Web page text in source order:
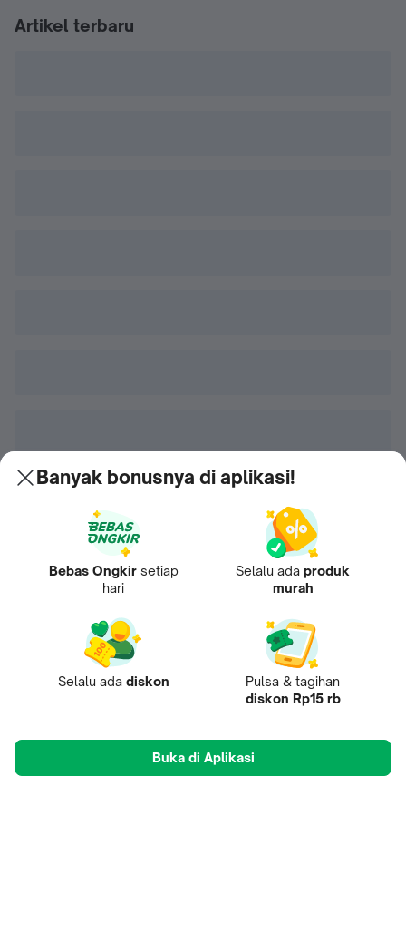
Artikel terbaru
Banyak bonusnya di aplikasi!
Bebas Ongkir setiap
hari
Selalu ada produk
murah
Selalu ada diskon
Pulsa & tagihan
diskon Rp15 rb
Buka di Aplikasi